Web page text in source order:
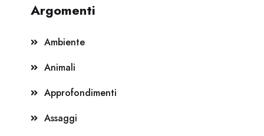
Argomenti
Ambiente
Animali
Approfondimenti
Assaggi